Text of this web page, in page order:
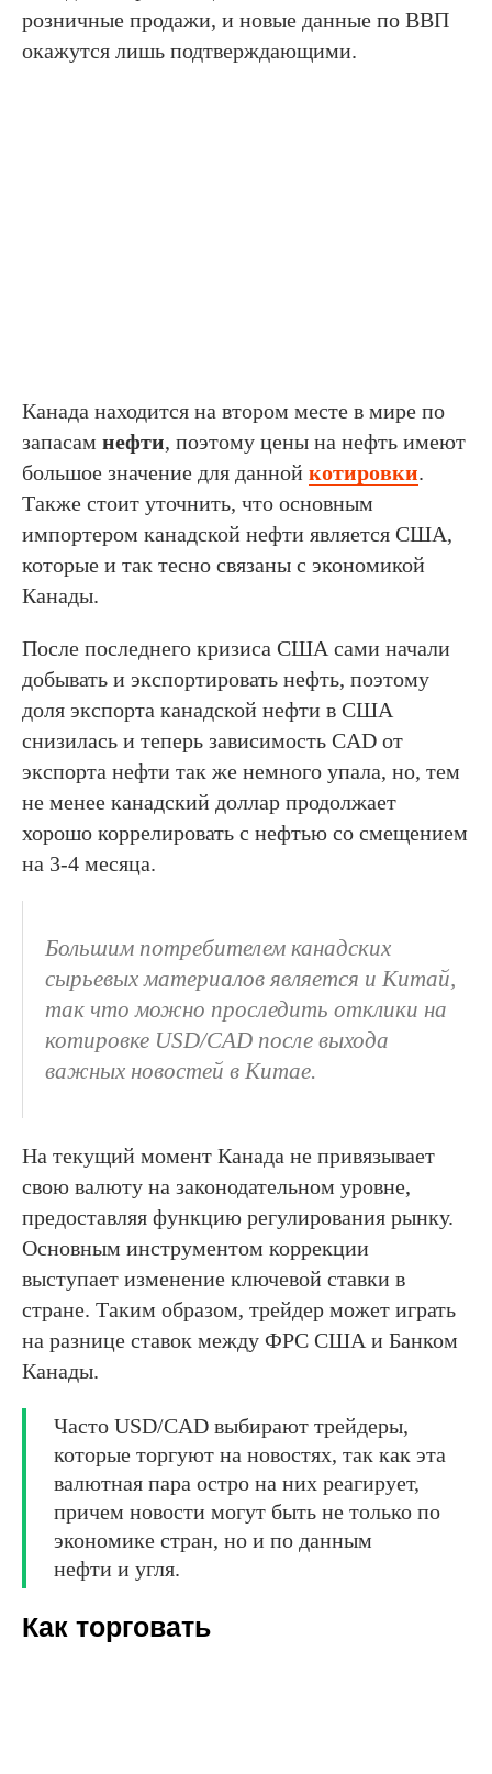
розничные продажи, и новые данные по ВВП
окажутся лишь подтверждающими.
Канада находится на втором месте в мире по
запасам нефти, поэтому цены на нефть имеют
большое значение для данной котировки.
Также стоит уточнить, что основным
импортером канадской нефти является США,
которые и так тесно связаны с экономикой
Канады.
После последнего кризиса США сами начали
добывать и экспортировать нефть, поэтому
доля экспорта канадской нефти в США
снизилась и теперь зависимость CAD от
экспорта нефти так же немного упала, но, тем
не менее канадский доллар продолжает
хорошо коррелировать с нефтью со смещением
на 3-4 месяца.
Большим потребителем канадских
сырьевых материалов является и Китай,
так что можно проследить отклики на
котировке USD/CAD после выхода
важных новостей в Китае.
На текущий момент Канада не привязывает
свою валюту на законодательном уровне,
предоставляя функцию регулирования рынку.
Основным инструментом коррекции
выступает изменение ключевой ставки в
стране. Таким образом, трейдер может играть
на разнице ставок между ФРС США и Банком
Канады.
Часто USD/CAD выбирают трейдеры,
которые торгуют на новостях, так как эта
валютная пара остро на них реагирует,
причем новости могут быть не только по
экономике стран, но и по данным
нефти и угля.
Как торговать